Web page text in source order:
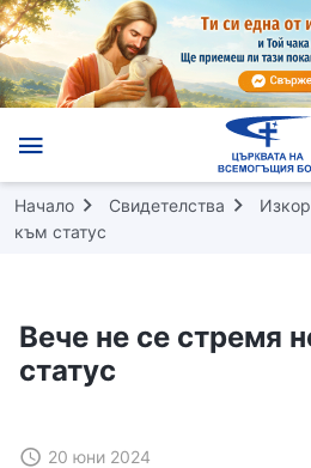
Начало Свидетелства
към статус
Вече не се стремя
статус
20 юни 2024